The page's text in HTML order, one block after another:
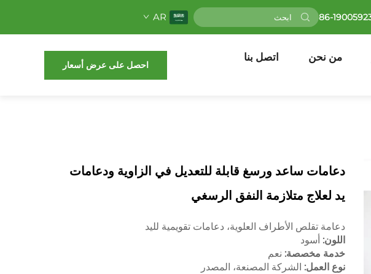
AR
من نحن
اتصل بنا
احصل على عرض أسعار
دعامات ساعد ورسغ قابلة للتعديل في الزاوية ودعامات
يد لعلاج متلازمة النفق الرسغي
دعامة تقلص الأطراف العلوية، دعامات تقويمية لليد
اللون: أسود
خدمة مخصصة: نعم
نوع العمل: الشركة المصنعة، المصدر